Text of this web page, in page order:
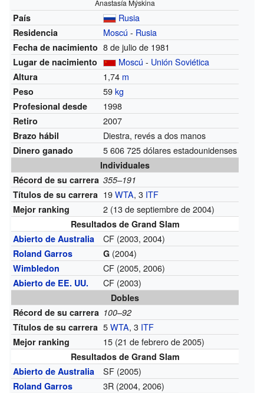
Anastasía Mýskina
País Rusia
Residencia Moscú - Rusia
Fecha de nacimiento 8 de julio de 1981
Lugar de nacimiento Moscú - Unión Soviética
Altura 1,74 m
Peso 59kg
Profesional desde 1998
Retiro 2007
Brazo hábil Diestra, revés a dos manos
Dinero ganado 5 606 725 dólares estadounidenses
Individuales
Récord de su carrera 355–191
Títulos de su carrera 19WTA, 3 ITF
Mejor ranking 2 (13 de septiembre de 2004)
Resultados de Grand Slam
Abierto de Australia
CF (2003, 2004)
Roland Garros G (2004)
Wimbledon CF (2005, 2006)
Abierto de EE. UU. CF (2003)
Dobles
Récord de su carrera 100–92
Títulos de su carrera 5WTA, 3 ITF
Mejor ranking 15 (21 de febrero de 2005)
Resultados de Grand Slam
Abierto de Australia
SF (2005)
Roland Garros 3R (2004, 2006)